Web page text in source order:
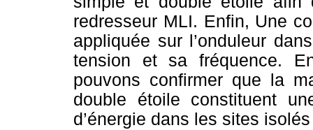
redresseur MLI. Enfin, Une
appliquée sur l’onduleur
tension et sa fréquence.
pouvons confirmer que la
double étoile constituent
d’énergie dans les sites isolés